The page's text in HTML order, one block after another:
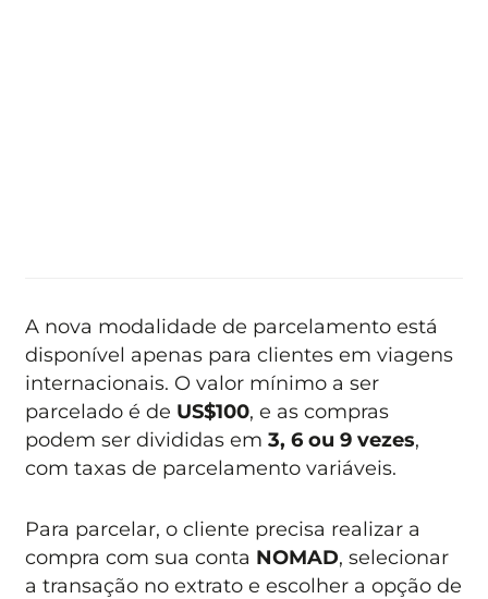
A nova modalidade de parcelamento está
disponível apenas para clientes em viagens
internacionais. O valor mínimo a ser
parcelado é de US$100, e as compras
podem ser divididas em3, 6 ou 9 vezes,
com taxas de parcelamento variáveis.
Para parcelar, o cliente precisa realizar a
compra com sua conta NOMAD, selecionar
a transação no extrato e escolher a opção de